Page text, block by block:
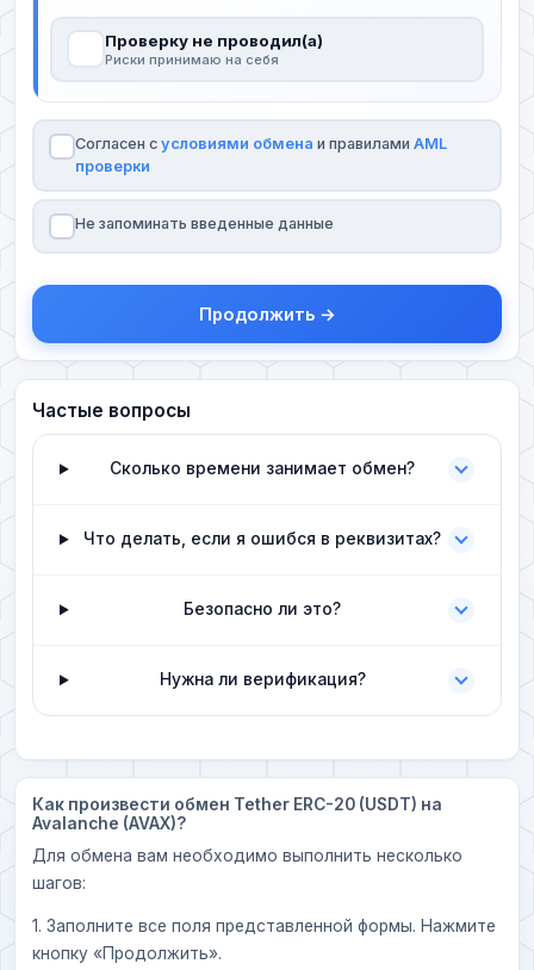
Проверку не проводил(а)
Риски принимаю на себя
Согласен с условиями обмена и правилами AML
проверки
Не запоминать введенные данные
Продолжить →
Частые вопросы
Сколько времени занимает обмен?
Что делать, если я ошибся в реквизитах?
Безопасно ли это?
Нужна ли верификация?
Как произвести обмен Tether ERC-20 (USDT) на
Avalanche (AVAX)?
Для обмена вам необходимо выполнить несколько
шагов:
1. Заполните все поля представленной формы. Нажмите
кнопку «Продолжить».